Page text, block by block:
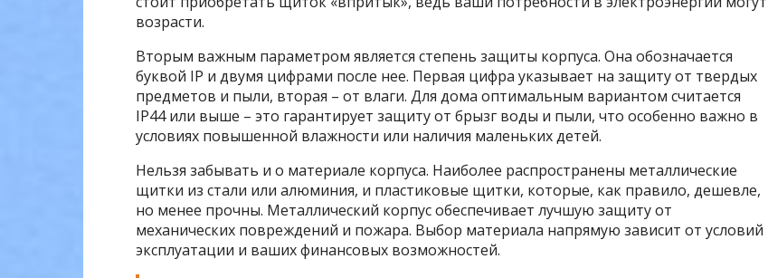
возрасти.
Вторым важным параметром является степень защиты корпуса. Она обозначается
буквой IP и двумя цифрами после нее. Первая цифра указывает на защиту от твердых
предметов и пыли, вторая – от влаги. Для дома оптимальным вариантом считается
IP44 или выше – это гарантирует защиту от брызг воды и пыли, что особенно важно в
условиях повышенной влажности или наличия маленьких детей.
Нельзя забывать и о материале корпуса. Наиболее распространены металлические
щитки из стали или алюминия, и пластиковые щитки, которые, как правило, дешевле,
но менее прочны. Металлический корпус обеспечивает лучшую защиту от
механических повреждений и пожара. Выбор материала напрямую зависит от условий
эксплуатации и ваших финансовых возможностей.